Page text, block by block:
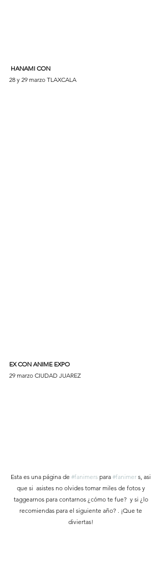
HANAMI CON
28 y 29 marzo TLAXCALA
EX CON ANIME EXPO
29 marzo CIUDAD JUAREZ
Esta es una página de #fanimers para #fanimer s, asi
que si  asistes no olvides tomar miles de fotos y
taggearnos para contarnos ¿cómo te fue?  y si ¿lo
recomiendas para el siguiente año? . ¡Que te
diviertas!